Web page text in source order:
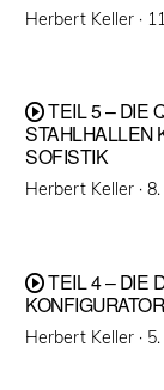
Herbert Keller ·
TEIL 5 – DIE
STAHLHALLEN
SOFISTIK
Herbert Keller ·
TEIL 4 – DIE
Herbert Keller ·